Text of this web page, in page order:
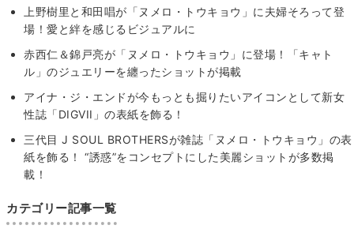
上野樹里と和田唱が「ヌメロ・トウキョウ」に夫婦そろって登
場！愛と絆を感じるビジュアルに
赤西仁＆錦戸亮が「ヌメロ・トウキョウ」に登場！「キャト
ル」のジュエリーを纏ったショットが掲載
アイナ・ジ・エンドが今もっとも掘りたいアイコンとして新女
性誌「DIGVII」の表紙を飾る！
三代目 J SOUL BROTHERSが雑誌「ヌメロ・トウキョウ」の表
紙を飾る！ “誘惑”をコンセプトにした美麗ショットが多数掲
載！
カテゴリー記事一覧